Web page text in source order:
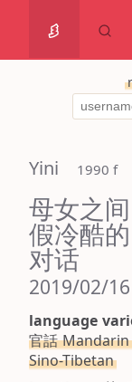
Yini 1990 f
母女之间
假冷酷的
对话
2019/02/16
language
官話 Mandarin
Sino-Tibetan